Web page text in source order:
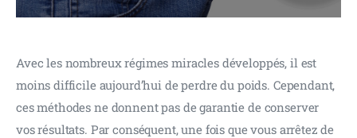
Avec les nombreux régimes miracles développés, il est
moins difficile aujourd’hui de perdre du poids. Cependant,
ces méthodes ne donnent pas de garantie de conserver
vos résultats. Par conséquent, une fois que vous arrêtez de